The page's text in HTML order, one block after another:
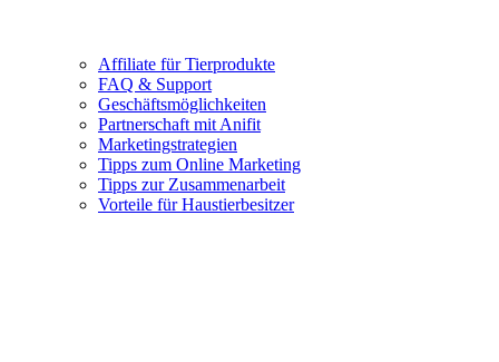
Affiliate für Tierprodukte
FAQ & Support
Geschäftsmöglichkeiten
Partnerschaft mit Anifit
Marketingstrategien
Tipps zum Online Marketing
Tipps zur Zusammenarbeit
Vorteile für Haustierbesitzer